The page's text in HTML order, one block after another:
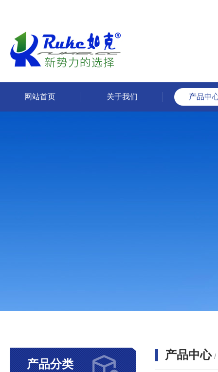
网站首页 关于我们 产品中
产品分类
产品中心 /